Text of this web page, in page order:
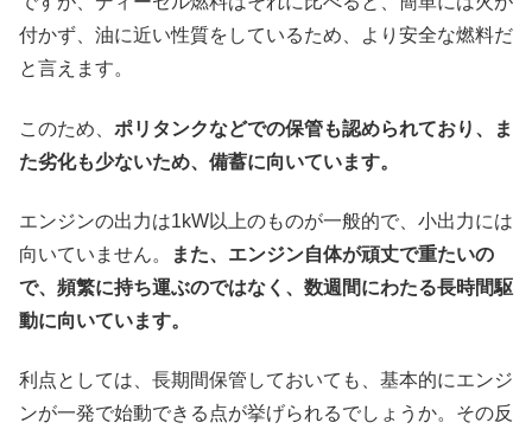
付かず、油に近い性質をしているため、より安全な燃料だ
と言えます。
このため、 ポリタンクなどでの保管も認められており、ま
た劣化も少ないため、備蓄に向いています。
エンジンの出力は1kW以上のものが一般的で、小出力には
向いていません。
また、エンジン自体が頑丈で重たいの
で、頻繁に持ち運ぶのではなく、数週間にわたる長時間駆
動に向いています。
利点としては、長期間保管しておいても、基本的にエンジ
ンが一発で始動できる点が挙げられるでしょうか。その反